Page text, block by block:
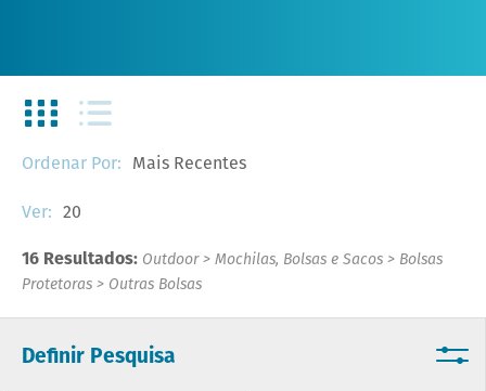
Definir Pesquisa
Ordenar Por: Mais Recentes
Ver: 20
16 Resultados: Outdoor> Mochilas, Bolsas e Sacos > Bolsas
Protetoras > Outras Bolsas